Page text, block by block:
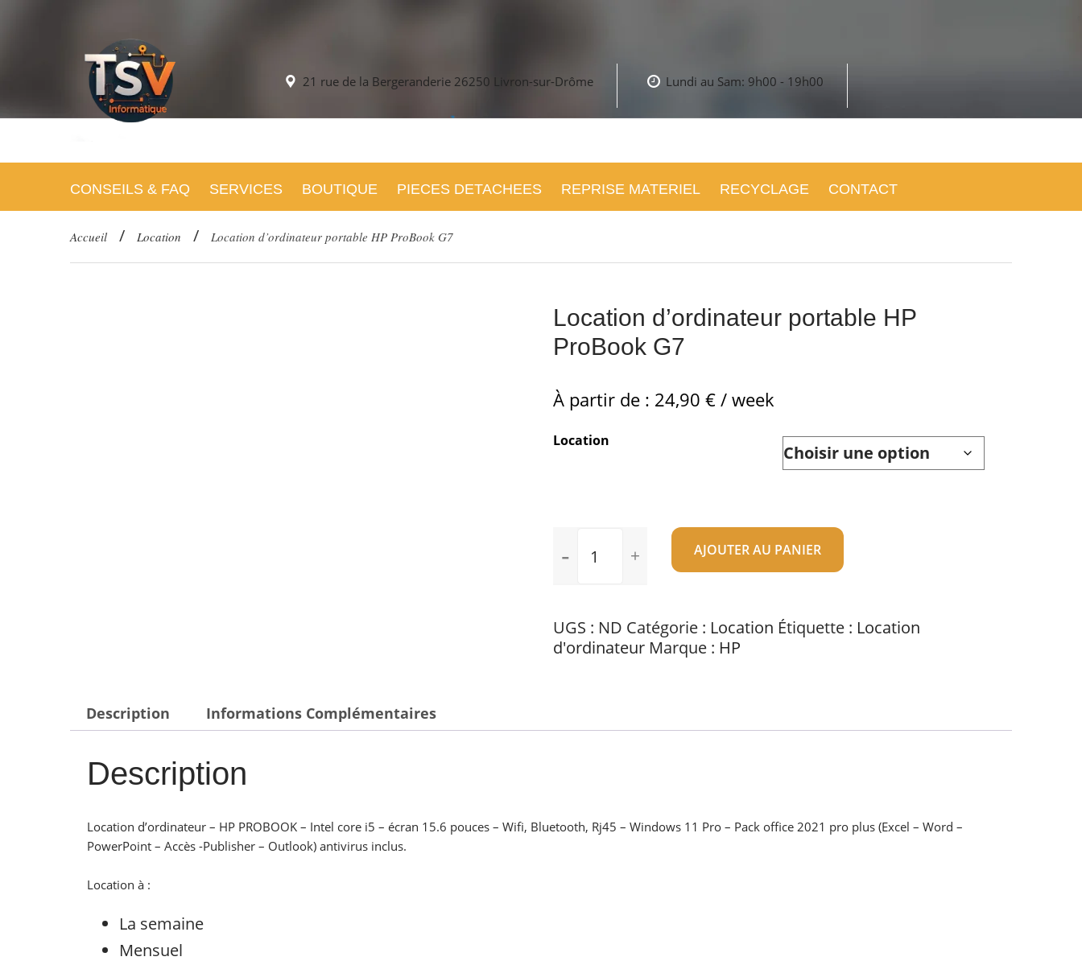
21 rue de la Bergeranderie 26250 Livron-sur-Drôme Lundi au Sam: 9h00 - 19h00
CONSEILS & FAQ SERVICES BOUTIQUE PIECES DETACHEES REPRISE MATERIEL RECYCLAGE CONTACT
Accueil / Location / Location d’ordinateur portable HP ProBook G7
Location d’ordinateur portable HP
ProBook G7
À partir de : 24,90 € / week
Location
de
HP
ProBook
AJOUTER AU PANIER
UGS : ND Catégorie : Location Étiquette : Location
d'ordinateur Marque : HP
Description Informations Complémentaires
Description
Location d’ordinateur – HP PROBOOK – Intel core i5 – écran 15.6 pouces – Wifi, Bluetooth, Rj45 – Windows 11 Pro – Pack office 2021 pro plus (Excel – Word –
PowerPoint – Accès -Publisher – Outlook) antivirus inclus.
Location à :
La semaine
Mensuel